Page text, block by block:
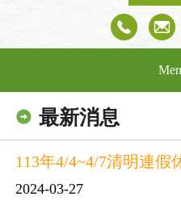
最新消息
113年4/4~4/7清明連假
2024-03-27